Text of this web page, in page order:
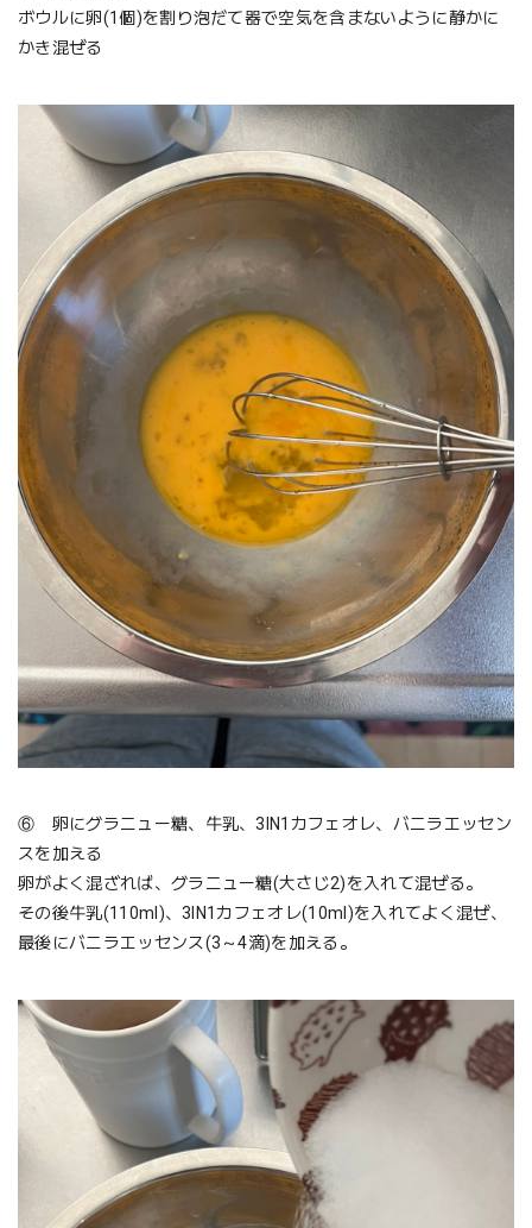
ボウルに卵(1個)を割り泡だて器で空気を含まないように静かに
かき混ぜる
⑥ 卵にグラニュー糖、牛乳、3IN1カフェオレ、バニラエッセン
スを加える
卵がよく混ざれば、グラニュー糖(大さじ2)を入れて混ぜる。
その後牛乳(110ml)、3IN1カフェオレ(10ml)を入れてよく混ぜ、
最後にバニラエッセンス(3～4滴)を加える。